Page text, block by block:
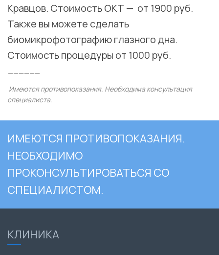
Кравцов. Стоимость ОКТ — от 1900 руб.
Также вы можете сделать
биомикрофотографию глазного дна.
Стоимость процедуры от 1000 руб.
——————
Имеются противопоказания. Необходима консультация
специалиста.
ИМЕЮТСЯ ПРОТИВОПОКАЗАНИЯ.
НЕОБХОДИМО
ПРОКОНСУЛЬТИРОВАТЬСЯ СО
СПЕЦИАЛИСТОМ.
КЛИНИКА